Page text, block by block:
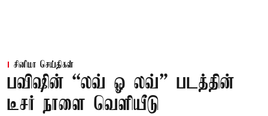
சினிமா செய்திகள்
பவிஷின் “லவ் ஓ லவ்” படத்தின்
டீசர் நாளை வெளியீடு